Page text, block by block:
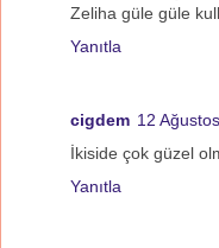
Zeliha güle güle
Yanıtla
cigdem 12
İkiside çok güzel
Yanıtla